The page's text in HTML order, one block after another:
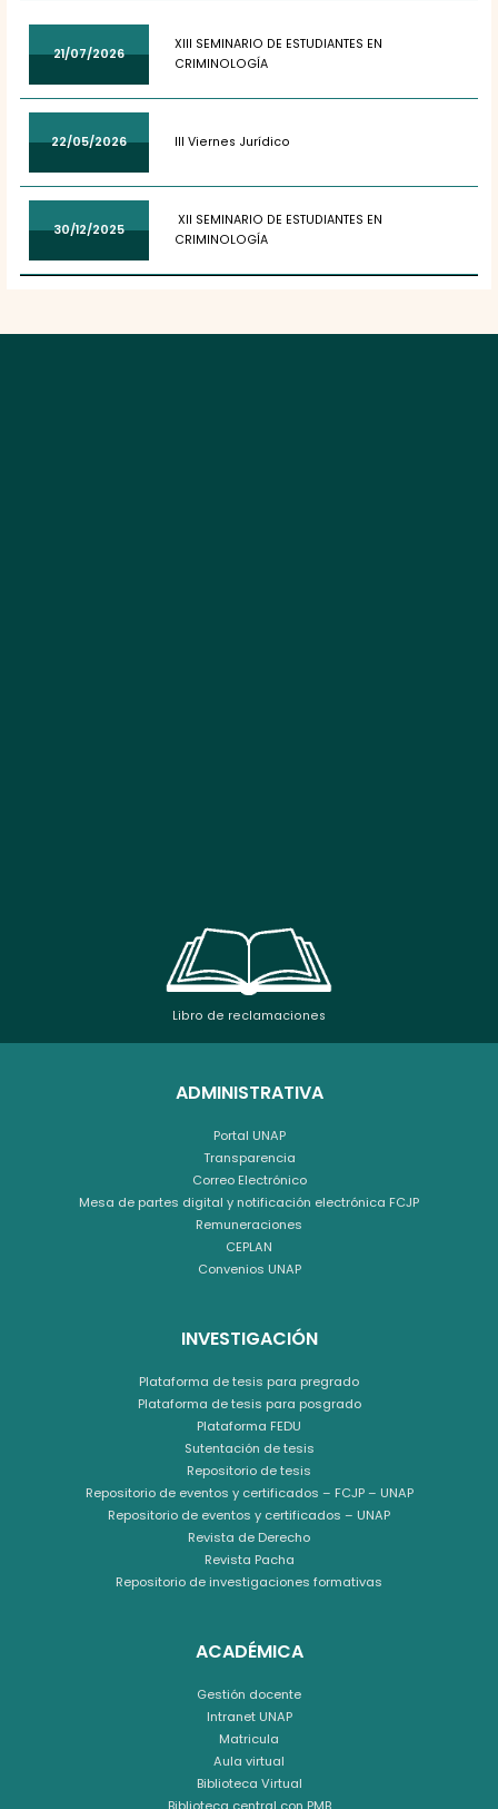
21/07/2026
XIII SEMINARIO DE ESTUDIANTES EN
CRIMINOLOGÍA
22/05/2026 III Viernes Jurídico
30/12/2025
XII SEMINARIO DE ESTUDIANTES EN
CRIMINOLOGÍA
Libro de reclamaciones
ADMINISTRATIVA
Portal UNAP
Transparencia
Correo Electrónico
Mesa de partes digital y notificación electrónica FCJP
Remuneraciones
CEPLAN
Convenios UNAP
INVESTIGACIÓN
Plataforma de tesis para pregrado
Plataforma de tesis para posgrado
Plataforma FEDU
Sutentación de tesis
Repositorio de tesis
Repositorio de eventos y certificados – FCJP – UNAP
Repositorio de eventos y certificados – UNAP
Revista de Derecho
Revista Pacha
Repositorio de investigaciones formativas
ACADÉMICA
Gestión docente
Intranet UNAP
Matricula
Aula virtual
Biblioteca Virtual
Biblioteca central con PMB